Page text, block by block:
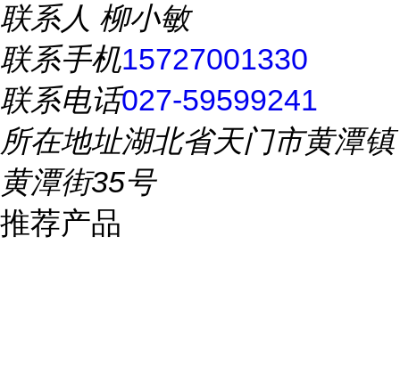
联系人 柳小敏
联系手机15727001330
联系电话027-59599241
所在地址湖北省天门市黄潭镇
黄潭街35号
推荐产品